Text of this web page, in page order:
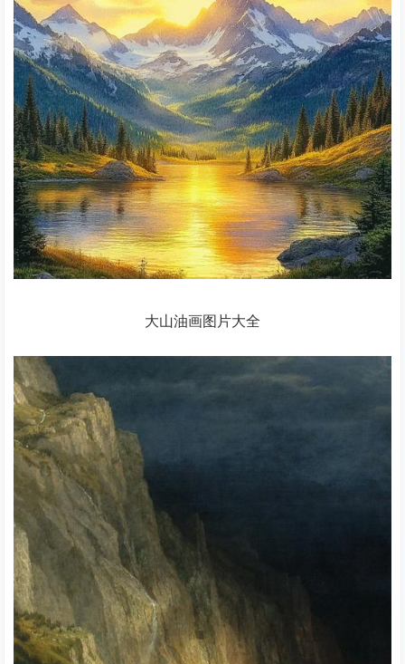
大山油画图片大全